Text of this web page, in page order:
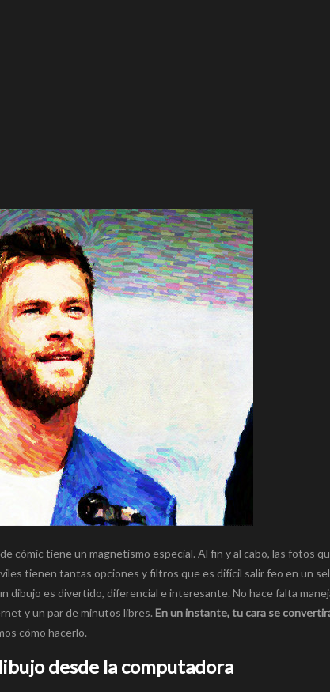
cómic tiene un magnetismo especial. Al fin y al cabo, las fotos
tienen tantas opciones y filtros que es difícil salir feo en un
dibujo es divertido, diferencial e interesante. No hace falta
y un par de minutos libres. En un instante, tu cara se
cómo hacerlo.
desde la computadora